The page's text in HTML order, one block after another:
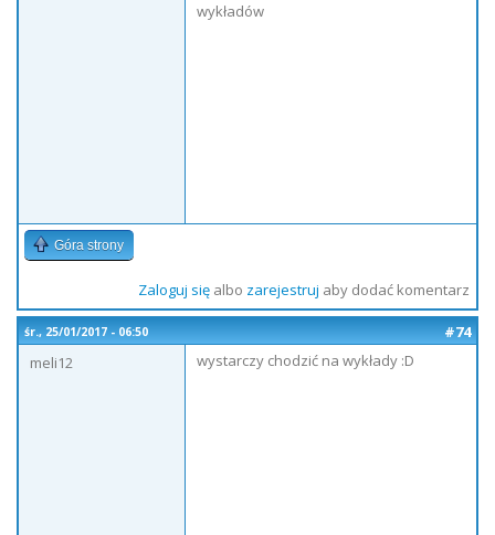
wykładów
Góra strony
Zaloguj sięalbo zarejestruj aby dodać komentarz
śr., 25/01/2017 - 06:50
#74
meli12
wystarczy chodzić na wykłady :D